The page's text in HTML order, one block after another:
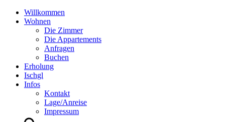
Willkommen
Wohnen
Die Zimmer
Die Appartements
Anfragen
Buchen
Erholung
Ischgl
Infos
Kontakt
Lage/Anreise
Impressum